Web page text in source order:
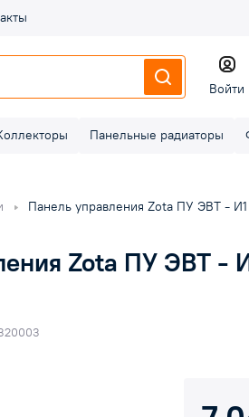
Войти
Панельные радиаторы
Панель управления Zota ПУ ЭВТ -
Zota ПУ ЭВТ -